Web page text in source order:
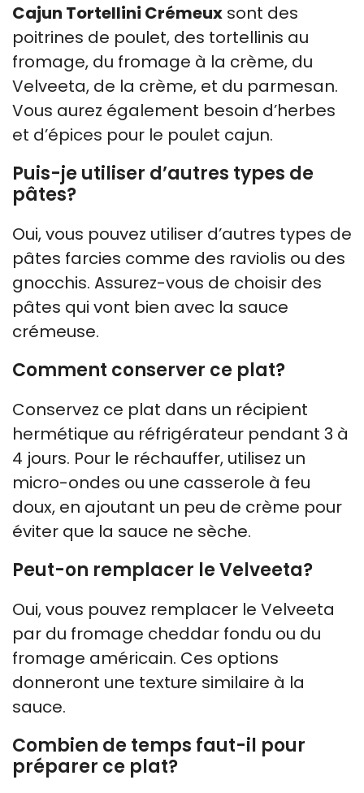
Cajun Tortellini Crémeux sont des
poitrines de poulet, des tortellinis au
fromage, du fromage à la crème, du
Velveeta, de la crème, et du parmesan.
Vous aurez également besoin d’herbes
et d’épices pour le poulet cajun.
Puis-je utiliser d’autres types de
pâtes?
Oui, vous pouvez utiliser d’autres types de
pâtes farcies comme des raviolis ou des
gnocchis. Assurez-vous de choisir des
pâtes qui vont bien avec la sauce
crémeuse.
Comment conserver ce plat?
Conservez ce plat dans un récipient
hermétique au réfrigérateur pendant 3 à
4 jours. Pour le réchauffer, utilisez un
micro-ondes ou une casserole à feu
doux, en ajoutant un peu de crème pour
éviter que la sauce ne sèche.
Peut-on remplacer le Velveeta?
Oui, vous pouvez remplacer le Velveeta
par du fromage cheddar fondu ou du
fromage américain. Ces options
donneront une texture similaire à la
sauce.
Combien de temps faut-il pour
préparer ce plat?